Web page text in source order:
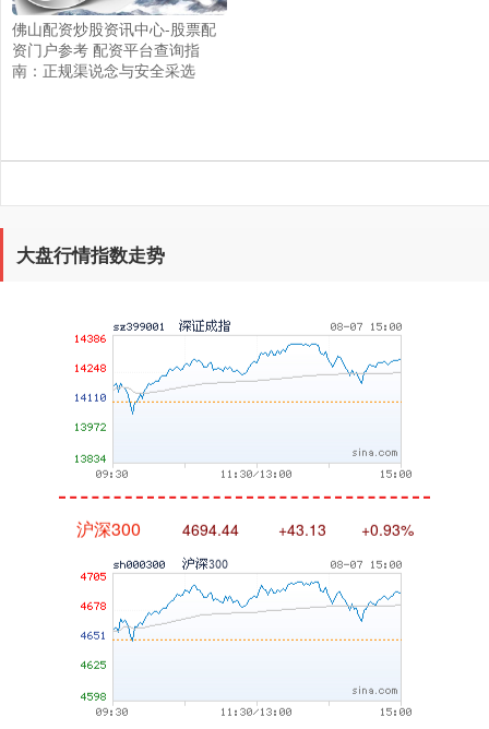
佛山配资炒股资讯中心-股票配
资门户参考 配资平台查询指
南：正规渠说念与安全采选
大盘行情指数走势
上证综指 3940.04
深证成指
沪深300 4694.44 +43.13 +0.93%